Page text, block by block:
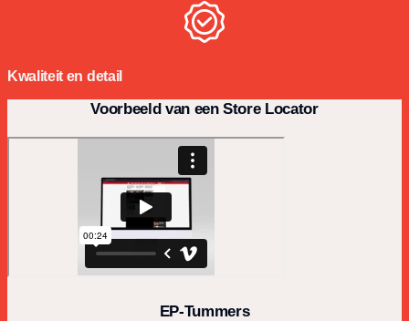
Kwaliteit en detail
Voorbeeld van een Store Locator
EP-Tummers